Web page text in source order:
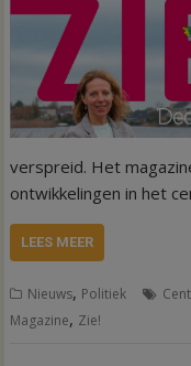
verspreid. Het
ontwikkelingen in het
LEES MEER
Nieuws, Politiek
Magazine, Zie!